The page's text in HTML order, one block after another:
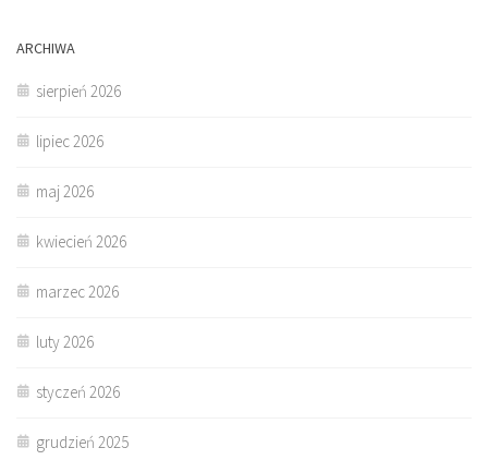
ARCHIWA
sierpień 2026
lipiec 2026
maj 2026
kwiecień 2026
marzec 2026
luty 2026
styczeń 2026
grudzień 2025